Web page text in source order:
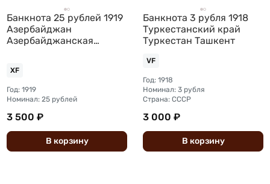
Банкнота 25 рублей 1919
Азербайджан
Азербайджанская
XF
Год: 1919
Номинал: 25 рублей
3 500 ₽
В корзину
Банкнота 3 рубля 1918
Туркестанский край
Туркестан Ташкент
VF
Год: 1918
Номинал: 3 рубля
Страна: СССР
3 000 ₽
В корзину